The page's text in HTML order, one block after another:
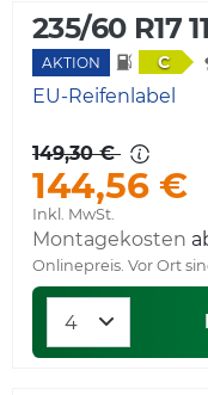
235/60 R17
AKTION C
EU-Reifenlabel
149,30 €
144,56 €
Inkl. MwSt.
Montagekosten
Onlinepreis. Vor Ort